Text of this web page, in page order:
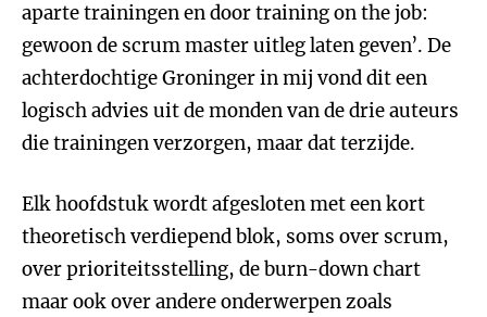
aparte trainingen en door training on the job:
gewoon de scrum master uitleg laten geven’. De
achterdochtige Groninger in mij vond dit een
logisch advies uit de monden van de drie auteurs
die trainingen verzorgen, maar dat terzijde.
Elk hoofdstuk wordt afgesloten met een kort
theoretisch verdiepend blok, soms over scrum,
over prioriteitsstelling, de burn-down chart
maar ook over andere onderwerpen zoals